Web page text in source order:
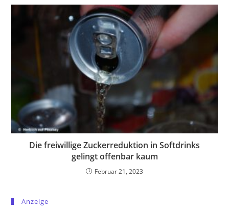
Die freiwillige Zuckerreduktion in Softdrinks
gelingt offenbar kaum
Februar 21, 2023
Anzeige